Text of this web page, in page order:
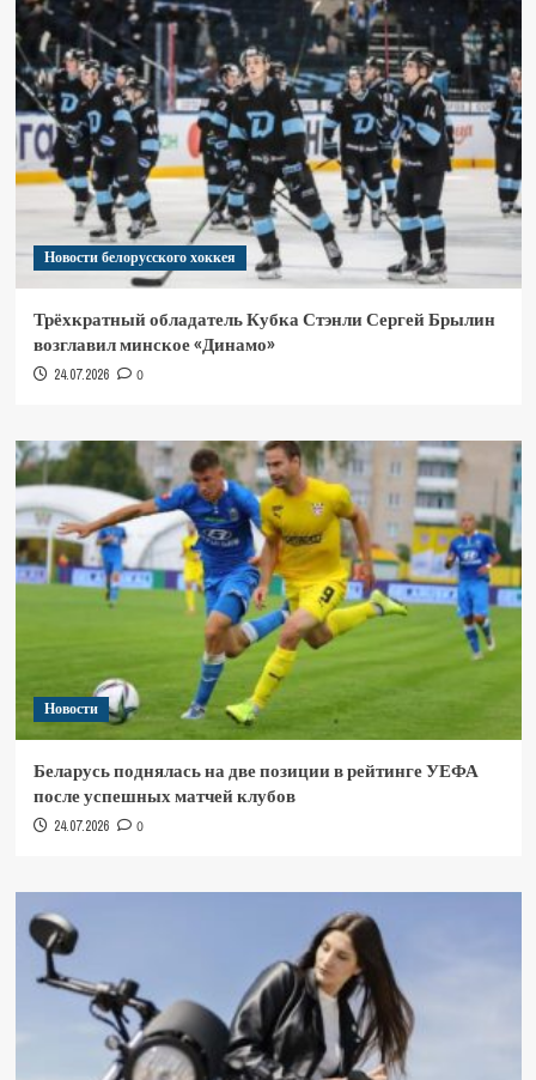
Новости белорусского хоккея
Трёхкратный обладатель Кубка Стэнли Сергей Брылин
возглавил минское «Динамо»
24.07.2026 0
Новости
Беларусь поднялась на две позиции в рейтинге УЕФА
после успешных матчей клубов
24.07.2026 0